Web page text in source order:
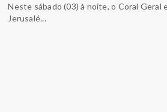
Neste sábado (03) à noite, o Coral Geral
Jerusalé...